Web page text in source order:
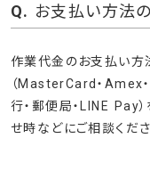
お支払い方法
作業代金のお支払い方
（MasterCard・Amex
行・郵便局・LINE Pay
せ時などにご相談くださ